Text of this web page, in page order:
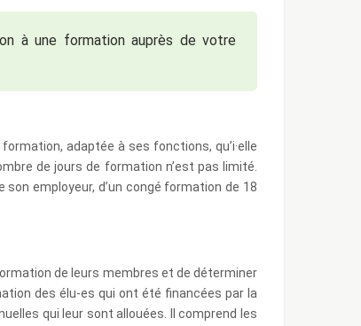
à une formation auprès de votre
adaptée à ses fonctions, qu’i·elle
de jours de formation n’est pas limité.
employeur, d’un congé formation de 18
de leurs membres et de déterminer
des élu-es qui ont été financées par la
qui leur sont allouées. Il comprend les